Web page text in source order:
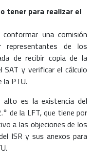
tener para realizar el
una comisión
de los
de recibir copia de la
SAT y verificar el cálculo
la PTU.
alto es la existencia del
de la LFT, que tiene por
a las objeciones de los
ISR y sus anexos para